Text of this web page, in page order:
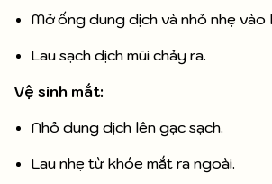
Mở ống dung dịch và nhỏ nhẹ vào
Lau sạch dịch mũi chảy ra.
Vệ sinh mắt:
Nhỏ dung dịch lên gạc sạch.
Lau nhẹ từ khóe mắt ra ngoài.